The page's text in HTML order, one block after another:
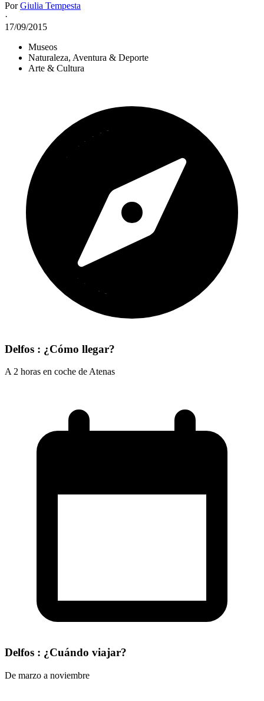
PorGiulia Tempesta
·
17/09/2015
Museos
Naturaleza, Aventura & Deporte
Arte & Cultura
Delfos : ¿Cómo llegar?
A 2 horas en coche de Atenas
Delfos : ¿Cuándo viajar?
De marzo a noviembre